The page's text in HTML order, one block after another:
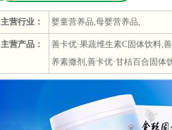
主营行业： 婴童营养品,母婴营养品,
主营产品：
善卡优·果蔬维生素C固体饮料,
养素撒剂,善卡优·甘桔百合固体